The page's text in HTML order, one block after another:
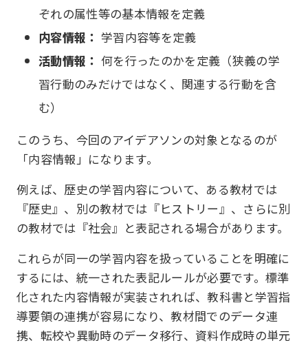
ぞれの属性等の基本情報を定義
内容情報： 学習内容等を定義
活動情報： 何を行ったのかを定義（狭義の学
習行動のみだけではなく、関連する行動を含
む）
このうち、今回のアイデアソンの対象となるのが
「内容情報」になります。
例えば、歴史の学習内容について、ある教材では
『歴史』、別の教材では『ヒストリー』、さらに別
の教材では『社会』と表記される場合があります。
これらが同一の学習内容を扱っていることを明確に
するには、統一された表記ルールが必要です。標準
化された内容情報が実装されれば、教科書と学習指
導要領の連携が容易になり、教材間でのデータ連
携、転校や異動時のデータ移行、資料作成時の単元